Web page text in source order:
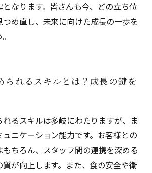
となります。皆さんも今、どの立ち位
つめ直し、未来に向けた成長の一歩を
られるスキルとは？成長の鍵を
るスキルは多岐にわたりますが、ま
ニケーション能力です。お客様との
もちろん、スタッフ間の連携を深める
質が向上します。また、食の安全や衛